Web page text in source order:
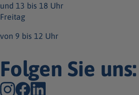
und 13 bis 18 Uhr
Freitag
von 9 bis 12 Uhr
Folgen Sie uns: